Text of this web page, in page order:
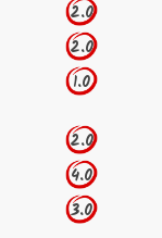
2.0
2.0
1.0
2.0
4.0
3.0